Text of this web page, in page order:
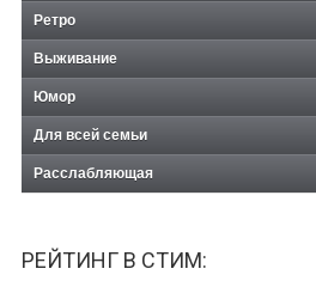
Ретро
Выживание
Юмор
Для всей семьи
Расслабляющая
РЕЙТИНГ В СТИМ: